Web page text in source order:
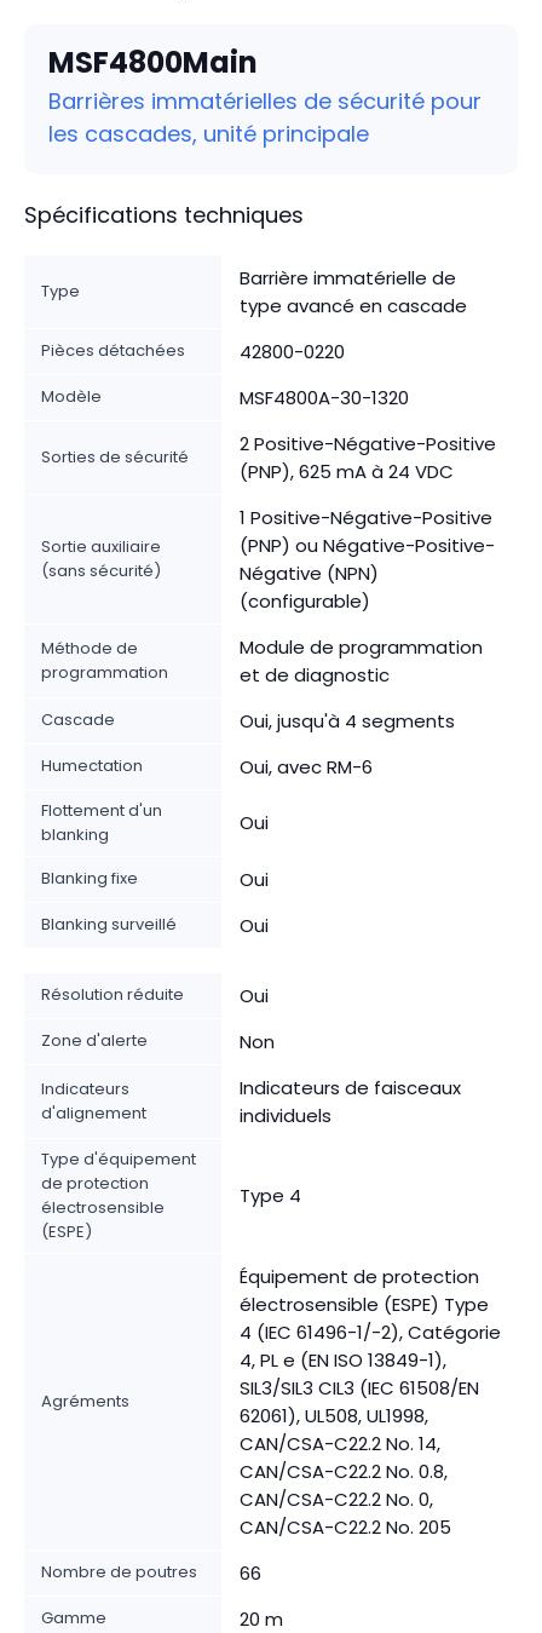
MSF4800Main
Barrières immatérielles de sécurité pour
les cascades, unité principale
Spécifications techniques
Type
Barrière immatérielle de
type avancé en cascade
Pièces détachées 42800-0220
Modèle MSF4800A-30-1320
Sorties de sécurité
2 Positive-Négative-Positive
(PNP), 625 mA à 24 VDC
Sortie auxiliaire
(sans sécurité)
1 Positive-Négative-Positive
(PNP) ou Négative-Positive-
Négative (NPN)
(configurable)
Méthode de
programmation
Module de programmation
et de diagnostic
Cascade Oui, jusqu'à 4 segments
Humectation Oui, avec RM-6
Flottement d'un
blanking
Oui
Blanking fixe Oui
Blanking surveillé Oui
Résolution réduite Oui
Zone d'alerte Non
Indicateurs
d'alignement
Indicateurs de faisceaux
individuels
Type d'équipement
de protection
électrosensible
(ESPE)
Type 4
Agréments
Équipement de protection
électrosensible (ESPE) Type
4 (IEC 61496-1/-2), Catégorie
4, PL e (EN ISO 13849-1),
SIL3/SIL3 CIL3 (IEC 61508/EN
62061), UL508, UL1998,
CAN/CSA-C22.2 No. 14,
CAN/CSA-C22.2 No. 0.8,
CAN/CSA-C22.2 No. 0,
CAN/CSA-C22.2 No. 205
Nombre de poutres 66
Gamme 20 m